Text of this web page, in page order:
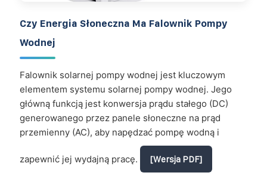
Czy Energia Słoneczna Ma Falownik Pompy
Wodnej
Falownik solarnej pompy wodnej jest kluczowym
elementem systemu solarnej pompy wodnej. Jego
główną funkcją jest konwersja prądu stałego (DC)
generowanego przez panele słoneczne na prąd
przemienny (AC), aby napędzać pompę wodną i
zapewnić jej wydajną pracę. [Wersja PDF]